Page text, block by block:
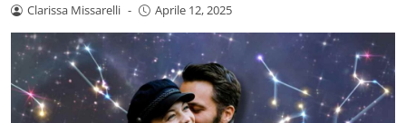
Clarissa Missarelli - Aprile 12, 2025